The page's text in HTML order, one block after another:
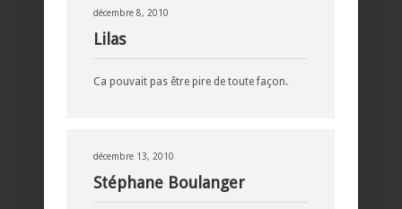
décembre 8, 2010
Lilas
Ca pouvait pas être pire de toute façon.
décembre 13, 2010
Stéphane Boulanger